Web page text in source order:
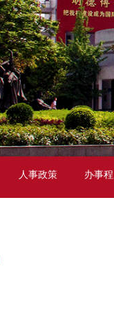
人事政策 办事